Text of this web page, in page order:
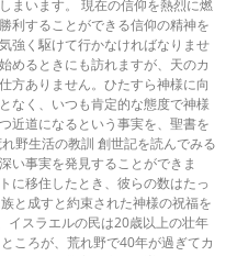
まいます。 現在の信仰を熱烈に燃
利することができる信仰の精神を
強く駆けて行かなければなりませ
めるときにも訪れますが、天のカ
方ありません。ひたすら神様に向
なく、いつも肯定的な態度で神様
近道になるという事実を、聖書を
野生活の教訓 創世記を読んでみる
い事実を発見することができま
に移住したとき、彼らの数はたっ
と成すと約束された神様の祝福を
イスラエルの民は20歳以上の壮年
ころが、荒れ野で40年が過ぎてカ